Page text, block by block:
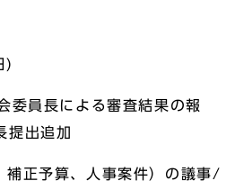
)
長による審査結果の報
提出追加
算、人事案件）の議事/